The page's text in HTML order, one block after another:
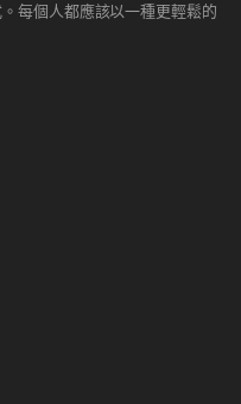
每個人都應該以一種更輕鬆的